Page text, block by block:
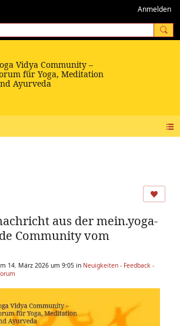
Anmelden
aus der mein.yoga-
Community vom
14. März 2026 um 9:05 in Neuigkeiten - Feedback -